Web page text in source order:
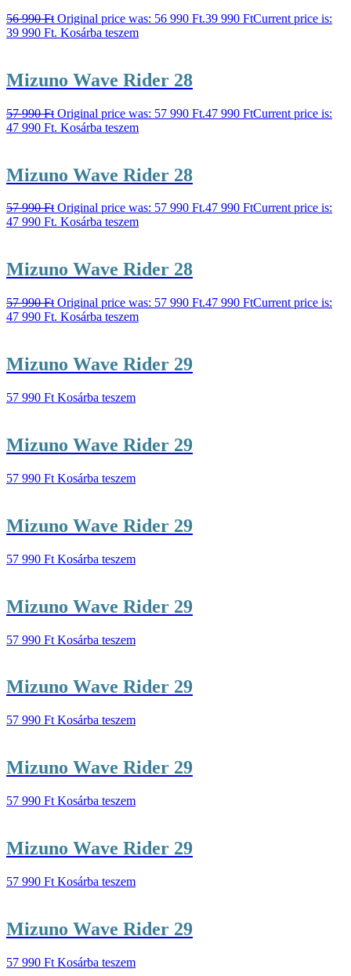
56 990Ft Original price was: 56 990 Ft.39 990 FtCurrent price is:
39 990 Ft. Kosárba teszem
Mizuno Wave Rider 28
57 990Ft Original price was: 57 990 Ft.47 990 FtCurrent price is:
47 990 Ft. Kosárba teszem
Mizuno Wave Rider 28
57 990Ft Original price was: 57 990 Ft.47 990 FtCurrent price is:
47 990 Ft. Kosárba teszem
Mizuno Wave Rider 28
57 990Ft Original price was: 57 990 Ft.47 990 FtCurrent price is:
47 990 Ft. Kosárba teszem
Mizuno Wave Rider 29
57 990 Ft Kosárba teszem
Mizuno Wave Rider 29
57 990 Ft Kosárba teszem
Mizuno Wave Rider 29
57 990 Ft Kosárba teszem
Mizuno Wave Rider 29
57 990 Ft Kosárba teszem
Mizuno Wave Rider 29
57 990 Ft Kosárba teszem
Mizuno Wave Rider 29
57 990 Ft Kosárba teszem
Mizuno Wave Rider 29
57 990 Ft Kosárba teszem
Mizuno Wave Rider 29
57 990 Ft Kosárba teszem